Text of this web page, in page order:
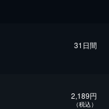
31日間
2,189円
（税込）